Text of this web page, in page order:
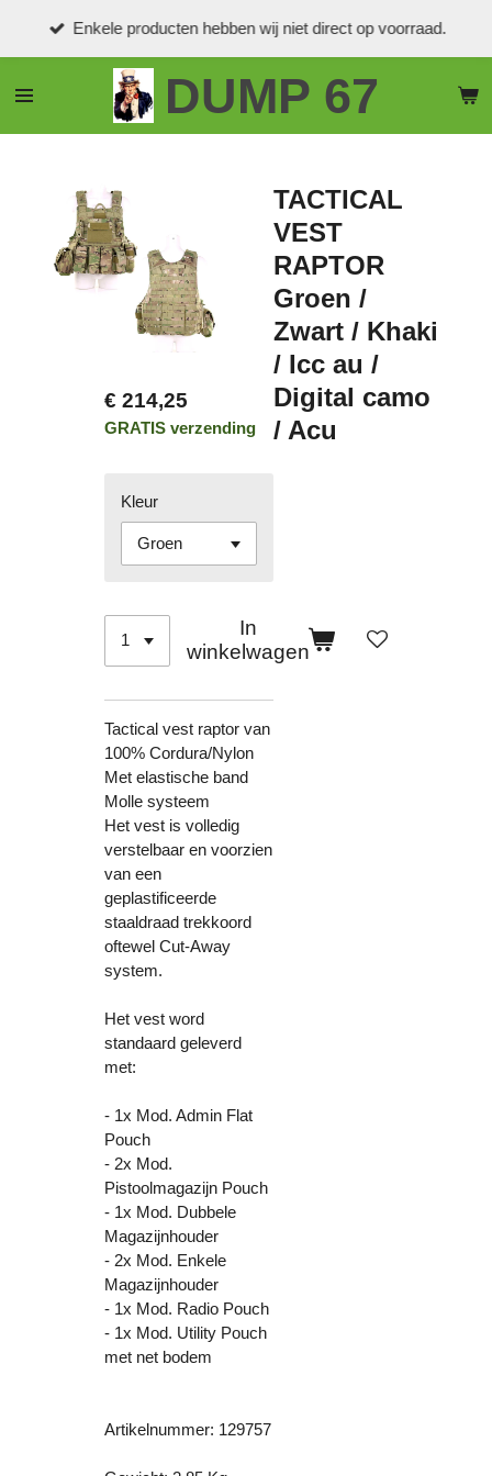
de
DUMP 67
Enkele producten hebben wij niet direct op voorraad.
TACTICAL
VEST
RAPTOR
Groen /
Zwart / Khaki
/ Icc au /
Digital camo
/ Acu
€ 214,25
GRATIS verzending
Kleur
In
winkelwagen
Tactical vest raptor van
100% Cordura/Nylon
Met elastische band
Molle systeem
Het vest is volledig
verstelbaar en voorzien
van een
geplastificeerde
staaldraad trekkoord
oftewel Cut-Away
system.
Het vest word
standaard geleverd
met:
- 1x Mod. Admin Flat
Pouch
- 2x Mod.
Pistoolmagazijn Pouch
- 1x Mod. Dubbele
Magazijnhouder
- 2x Mod. Enkele
Magazijnhouder
- 1x Mod. Radio Pouch
- 1x Mod. Utility Pouch
met net bodem
Artikelnummer: 129757